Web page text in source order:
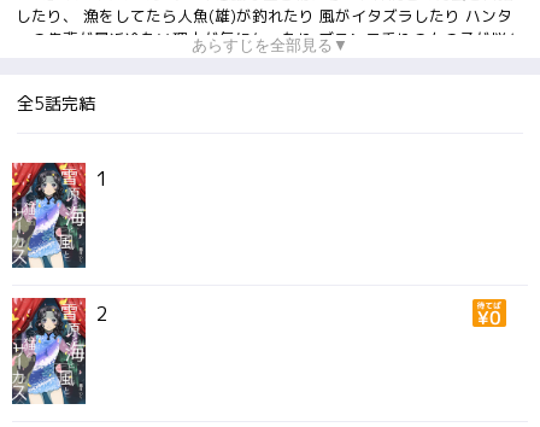
したり、 漁をしてたら人魚(雄)が釣れたり 風がイタズラしたり ハンタ
ーの先輩が最近冷たい理由が気になったり ブランコ乗りの女の子が悩ん
あらすじを全部見る▼
全5話完結
1
2